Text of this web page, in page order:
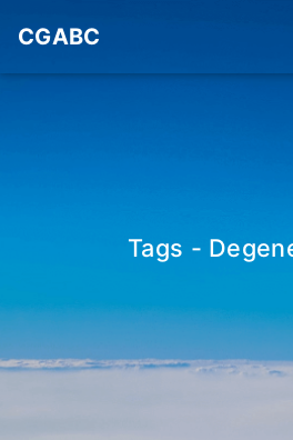
CGABC
Tags -